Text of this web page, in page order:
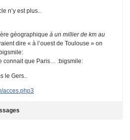
n’y est plus..
géographique à un millier de km au
dire « à l’ouest de Toulouse » on
connait que Paris… :bigsmile:
le Gers..
acces.php3